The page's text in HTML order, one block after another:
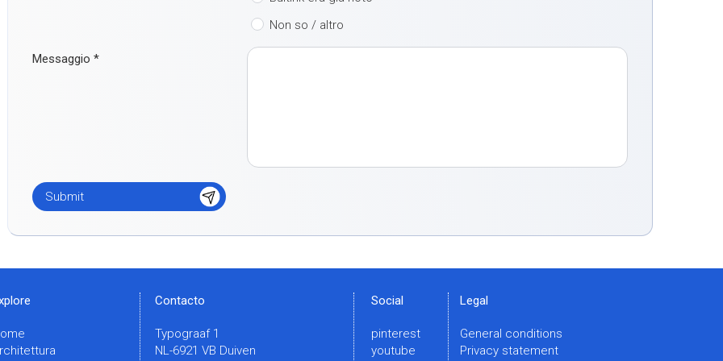
Non so / altro
Messaggio *
Contacto
Typograaf 1
NL-6921 VB Duiven
Social
pinterest
youtube
Legal
General conditions
Privacy statement